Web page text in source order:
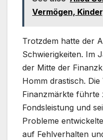
Vermögen,
Trotzdem hatte der
Schwierigkeiten. Im
der Mitte der
Homm drastisch. Die
Finanzmärkte
Fondsleistung und
Probleme
auf Fehlverhalten